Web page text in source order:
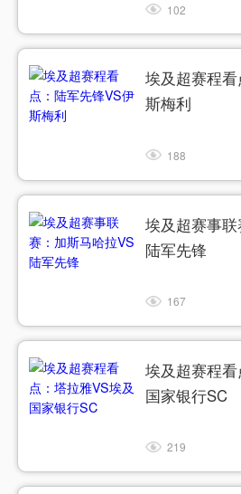
102
埃及超赛程
斯梅利
188
埃及超赛事
陆军先锋
167
埃及超赛程
国家银行SC
219